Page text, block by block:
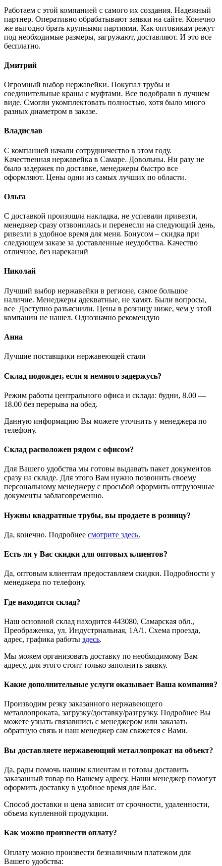
Работаем с этой компанией с самого их создания. Надежный
партнер. Оперативно обрабатывают заявки на сайте. Конечно
же выгодно брать крупными партиями. Как оптовикам режут
под необходимые размеры, загружают, доставляют. И это все
бесплатно.
Дмитрий
Огромный выбор нержавейки. Покупал трубы и
соединительные краны с муфтами. Все подобрали в лучшем
виде. Смогли укомплектовать полностью, хотя было много
разных диаметром в заказе.
Владислав
С компанией начали сотрудничество в этом году.
Качественная нержавейка в Самаре. Довольны. Ни разу не
было задержек по доставке, менеджеры быстро все
оформляют. Цены одни из самых лучших по области.
Ольга
С доставкой произошла накладка, не успевали привезти,
менеджер сразу отзвонилась и перенесли на следующий день,
ривезли в удобное время для меня. Бонусом – скидка при
следующем заказе за доставленные неудобства. Качество
отличное, без нареканий
Николай
Лучший выбор нержавейки в регионе, самое большое
наличие. Менеджеры адекватные, не хамят. Были вопросы,
все Доступно разъяснили. Цены в розницу ниже, чем у этой
компании не нашел. Однозначно рекомендую
Анна
Лучшие поставщики нержавеющей стали
Склад подождет, если я немного задержусь?
Режим работы центрального офиса и склада: будни, 8.00 —
18.00 без перерыва на обед.
Данную информацию Вы можете уточнить у менеджера по
телефону.
Склад расположен рядом с офисом?
Для Вашего удобства мы готовы выдавать пакет документов
сразу на складе. Для этого Вам нужно позвонить своему
персональному менеджеру с просьбой оформить отгрузочные
документы заблаговременно.
Нужны квадратные трубы, вы продаете в розницу?
Да, конечно. Подробнее смотрите здесь.
Есть ли у Вас скидки для оптовых клиентов?
Да, оптовым клиентам предоставляем скидки. Подробности у
менеджера по телефону.
Где находится склад?
Наш основной склад находится 443080, Самарская обл.,
Преображенка, ул. Индустриальная, 1А/1. Схема проезда,
адрес, графика работы здесь.
Мы можем организовать доставку по необходимому Вам
адресу, для этого стоит только заполнить заявку.
Какие дополнительные услуги оказывает Ваша компания?
Производим резку заказанного нержавеющего
металлопроката, загрузку/доставку/разгрузку. Подробнее Вы
можете узнать связавшись с менеджером или заказать
обратную связь и наш менеджер сам свяжется с Вами.
Вы доставляете нержавеющий металлопрокат на объект?
Да, рады помочь нашим клиентам и готовы доставить
заказанный товар по Вашему адресу. Наши менеджер помогут
оформить доставку в удобное время для Вас.
Способ доставки и цена зависит от срочности, удаленности,
объема купленной продукции.
Как можно произвести оплату?
Оплату можно произвести безналичным платежом для
Вашего удобства: